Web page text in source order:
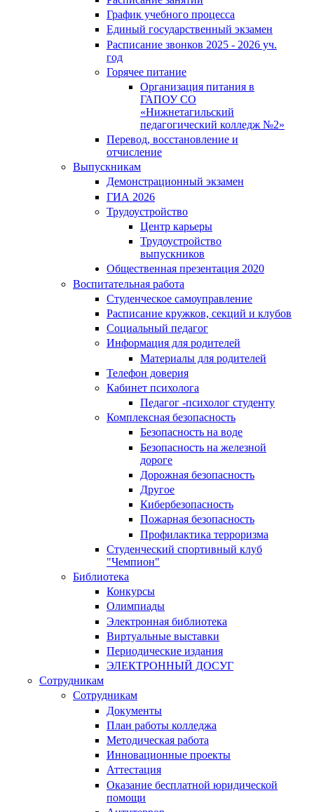
График учебного процесса
Единый государственный экзамен
Расписание звонков 2025 - 2026 уч.
год
Горячее питание
Организация питания в
ГАПОУ СО
«Нижнетагильский
педагогический колледж №2»
Перевод, восстановление и
отчисление
Выпускникам
Демонстрационный экзамен
ГИА 2026
Трудоустройство
Центр карьеры
Трудоустройство
выпускников
Общественная презентация 2020
Воспитательная работа
Студенческое самоуправление
Расписание кружков, секций и клубов
Социальный педагог
Информация для родителей
Материалы для родителей
Телефон доверия
Кабинет психолога
Педагог -психолог студенту
Комплексная безопасность
Безопасность на воде
Безопасность на железной
дороге
Дорожная безопасность
Другое
Кибербезопасность
Пожарная безопасность
Профилактика терроризма
Студенческий спортивный клуб
"Чемпион"
Библиотека
Конкурсы
Олимпиады
Электронная библиотека
Виртуальные выставки
Периодические издания
ЭЛЕКТРОННЫЙ ДОСУГ
Сотрудникам
Сотрудникам
Документы
План работы колледжа
Методическая работа
Инновационные проекты
Аттестация
Оказание бесплатной юридической
помощи